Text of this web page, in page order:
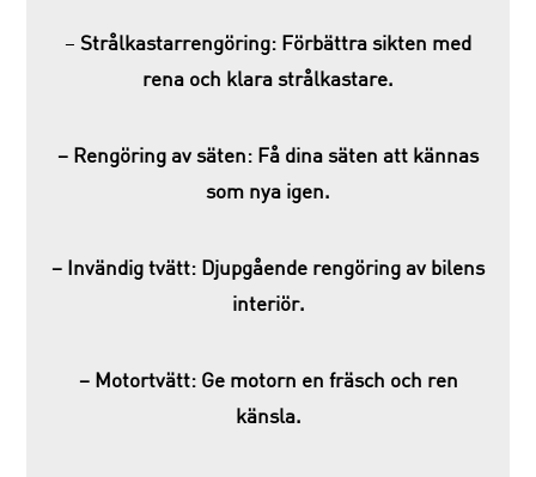
– Strålkastarrengöring: Förbättra sikten med
rena och klara strålkastare.
– Rengöring av säten: Få dina säten att kännas
som nya igen.
– Invändig tvätt: Djupgående rengöring av bilens
interiör.
– Motortvätt: Ge motorn en fräsch och ren
känsla.